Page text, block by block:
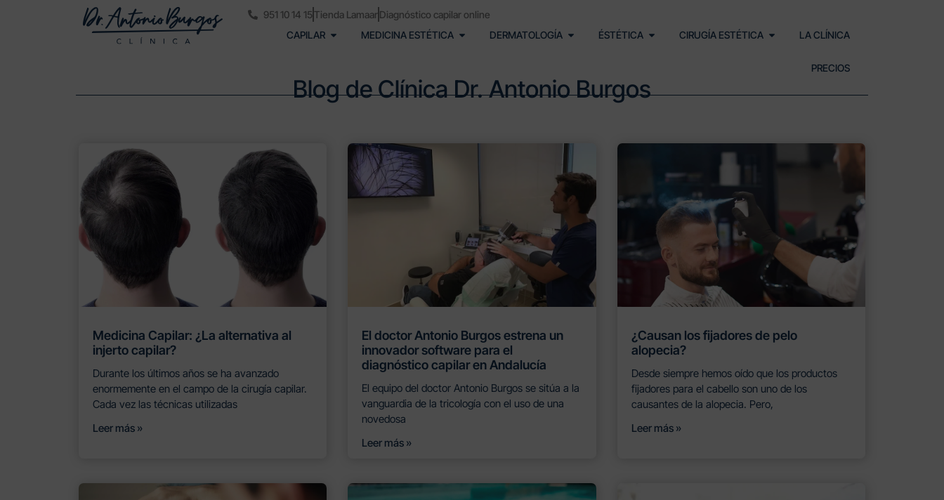
951 10 14 15 Tienda Lamaar Diagnóstico capilar online
CAPILAR
MEDICINA ESTÉTICA DERMATOLOGÍA ÉSTÉTICA CIRUGÍA ESTÉTICA LA CLÍNICA
PRECIOS
Blog de Clínica Dr. Antonio Burgos
Medicina Capilar: ¿La alternativa al
injerto capilar?
Durante los últimos años se ha avanzado
enormemente en el campo de la cirugía capilar.
Cada vez las técnicas utilizadas
Leer más »
El doctor Antonio Burgos estrena un
innovador software para el
diagnóstico capilar en Andalucía
El equipo del doctor Antonio Burgos se sitúa a la
vanguardia de la tricología con el uso de una
novedosa
Leer más »
¿Causan los fijadores de pelo
alopecia?
Desde siempre hemos oído que los productos
fijadores para el cabello son uno de los
causantes de la alopecia. Pero,
Leer más »